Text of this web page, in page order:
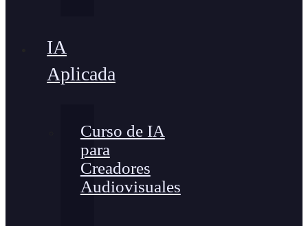
IA
Aplicada
Curso de IA
para
Creadores
Audiovisuales